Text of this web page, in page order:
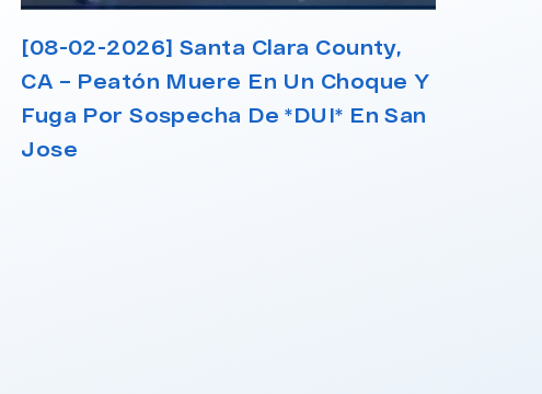
[08-02-2026] Santa Clara County,
CA – Peatón Muere En Un Choque Y
Fuga Por Sospecha De *DUI* En San
Jose